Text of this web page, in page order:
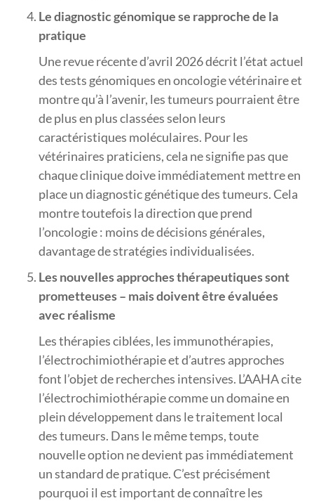
Le diagnostic génomique se rapproche de la
pratique
Une revue récente d’avril 2026 décrit l’état actuel
des tests génomiques en oncologie vétérinaire et
montre qu’à l’avenir, les tumeurs pourraient être
de plus en plus classées selon leurs
caractéristiques moléculaires. Pour les
vétérinaires praticiens, cela ne signifie pas que
chaque clinique doive immédiatement mettre en
place un diagnostic génétique des tumeurs. Cela
montre toutefois la direction que prend
l’oncologie : moins de décisions générales,
davantage de stratégies individualisées.
Les nouvelles approches thérapeutiques sont
prometteuses – mais doivent être évaluées
avec réalisme
Les thérapies ciblées, les immunothérapies,
l’électrochimiothérapie et d’autres approches
font l’objet de recherches intensives. L’AAHA cite
l’électrochimiothérapie comme un domaine en
plein développement dans le traitement local
des tumeurs. Dans le même temps, toute
nouvelle option ne devient pas immédiatement
un standard de pratique. C’est précisément
pourquoi il est important de connaître les